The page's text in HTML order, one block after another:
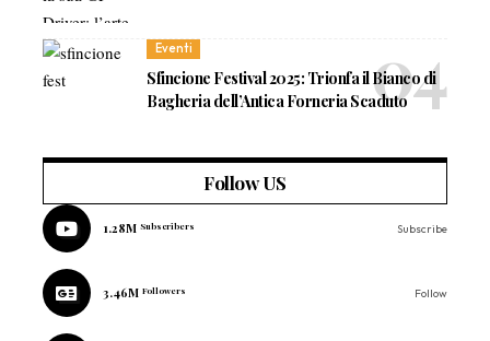
Eventi
Sfincione Festival 2025: Trionfa il Bianco di
Bagheria dell’Antica Forneria Scaduto
Follow US
1.28M Subscribers Subscribe
3.46M Followers Follow